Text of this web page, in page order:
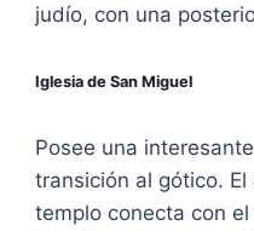
judío, con una
Iglesia de San Miguel
Posee una
transición al gótico.
templo conecta con